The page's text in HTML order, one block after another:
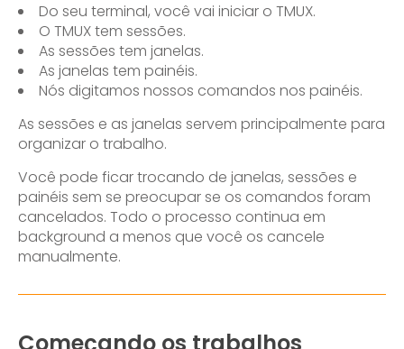
Do seu terminal, você vai iniciar o TMUX.
O TMUX tem sessões.
As sessões tem janelas.
As janelas tem painéis.
Nós digitamos nossos comandos nos painéis.
As sessões e as janelas servem principalmente para
organizar o trabalho.
Você pode ficar trocando de janelas, sessões e
painéis sem se preocupar se os comandos foram
cancelados. Todo o processo continua em
background a menos que você os cancele
manualmente.